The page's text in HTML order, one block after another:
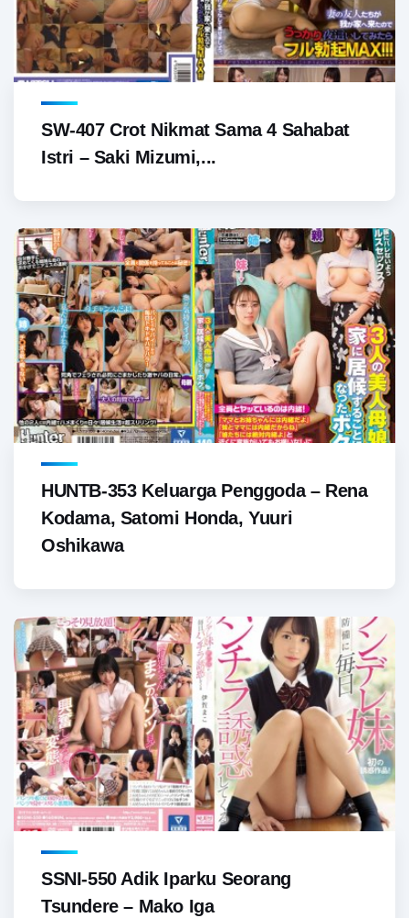
SW-407 Crot Nikmat Sama 4 Sahabat
Istri – Saki Mizumi,...
HUNTB-353 Keluarga Penggoda – Rena
Kodama, Satomi Honda, Yuuri
Oshikawa
SSNI-550 Adik Iparku Seorang
Tsundere – Mako Iga